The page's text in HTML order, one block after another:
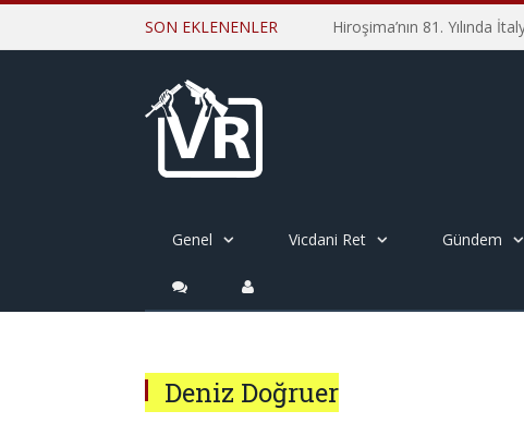
SON EKLENENLER
Genel Vicdani Ret Gündem
Deniz Doğruer